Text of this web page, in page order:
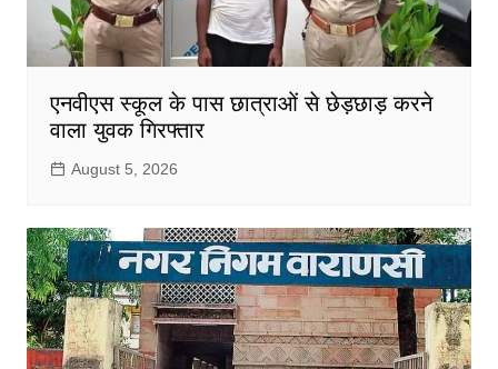
एनवीएस स्कूल के पास छात्राओं से छेड़छाड़ करने
वाला युवक गिरफ्तार
August 5, 2026